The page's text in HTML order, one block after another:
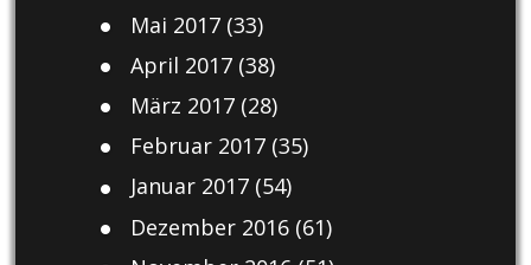
Mai 2017(33)
April 2017(38)
März 2017(28)
Februar 2017(35)
Januar 2017(54)
Dezember 2016(61)